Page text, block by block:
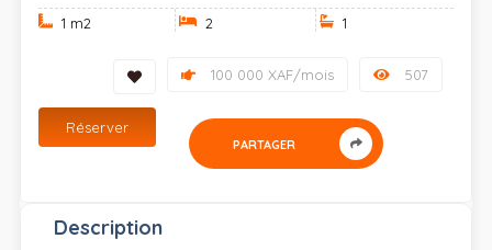
1 m2 2 1
507
100 000 XAF/mois
Réserver
PARTAGER
Description